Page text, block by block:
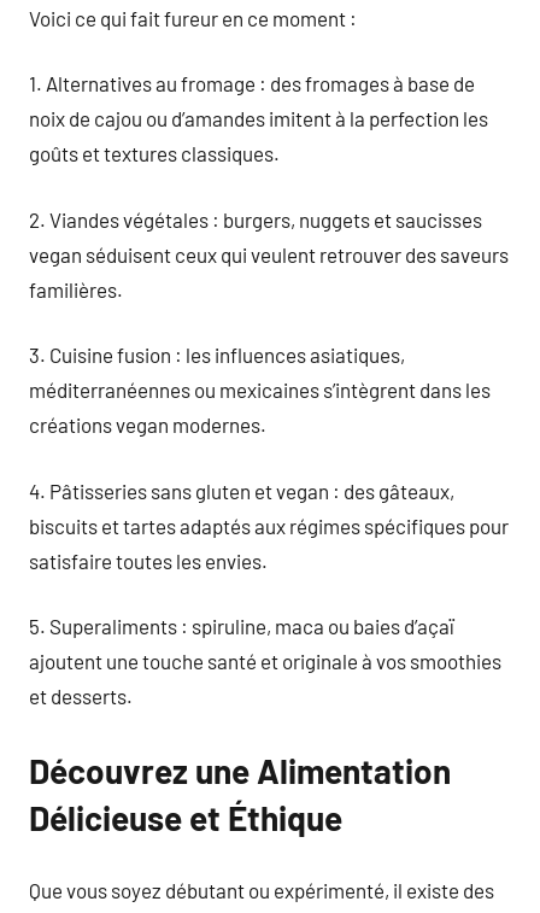
Voici ce qui fait fureur en ce moment :
1. Alternatives au fromage : des fromages à base de
noix de cajou ou d’amandes imitent à la perfection les
goûts et textures classiques.
2. Viandes végétales : burgers, nuggets et saucisses
vegan séduisent ceux qui veulent retrouver des saveurs
familières.
3. Cuisine fusion : les influences asiatiques,
méditerranéennes ou mexicaines s’intègrent dans les
créations vegan modernes.
4. Pâtisseries sans gluten et vegan : des gâteaux,
biscuits et tartes adaptés aux régimes spécifiques pour
satisfaire toutes les envies.
5. Superaliments : spiruline, maca ou baies d’açaï
ajoutent une touche santé et originale à vos smoothies
et desserts.
Découvrez une Alimentation
Délicieuse et Éthique
Que vous soyez débutant ou expérimenté, il existe des